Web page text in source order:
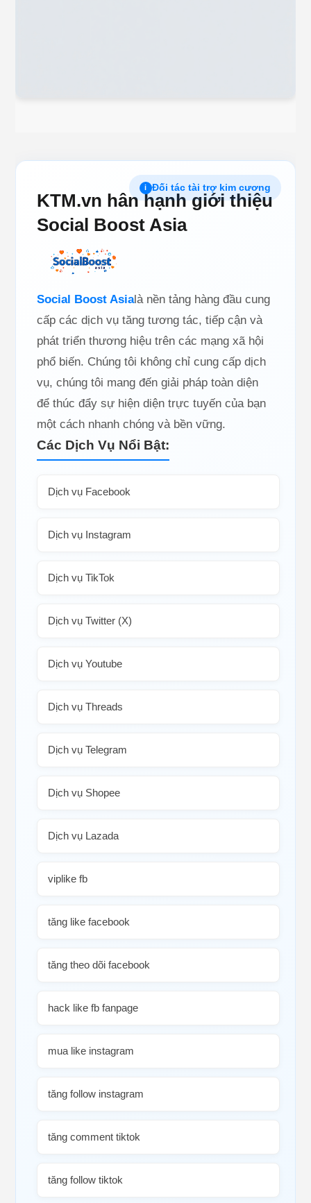
i Đối tác tài trợ kim cương
KTM.vn hân hạnh giới thiệu
Social Boost Asia
Social Boost Asialà nền tảng hàng đầu cung
cấp các dịch vụ tăng tương tác, tiếp cận và
phát triển thương hiệu trên các mạng xã hội
phổ biến. Chúng tôi không chỉ cung cấp dịch
vụ, chúng tôi mang đến giải pháp toàn diện
để thúc đẩy sự hiện diện trực tuyến của bạn
một cách nhanh chóng và bền vững.
Các Dịch Vụ Nổi Bật:
Dịch vụ Facebook
Dịch vụ Instagram
Dịch vụ TikTok
Dịch vụ Twitter (X)
Dịch vụ Youtube
Dịch vụ Threads
Dịch vụ Telegram
Dịch vụ Shopee
Dịch vụ Lazada
viplike fb
tăng like facebook
tăng theo dõi facebook
hack like fb fanpage
mua like instagram
tăng follow instagram
tăng comment tiktok
tăng follow tiktok